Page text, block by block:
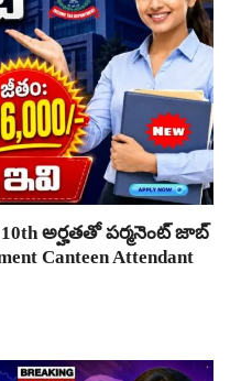
10th అర్హతతో పర్మనెంట్ జాబ్
Canteen Attendant